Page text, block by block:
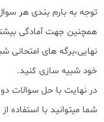
توجه به بارم بندی هر
همچنین جهت آمادگی
نهایی،برگه های امتحانی
خود شبیه سازی کنید.
در نهایت با حل سوالات
شما میتوانید با استفاده